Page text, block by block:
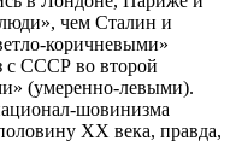
чем Сталин и
коричневыми»
с СССР во второй
(умеренно-левыми).
шовинизма
ХХ века, правда,